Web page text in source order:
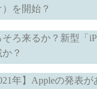
）を開始？
そろ来るか？新型「
？
年】Appleの発表